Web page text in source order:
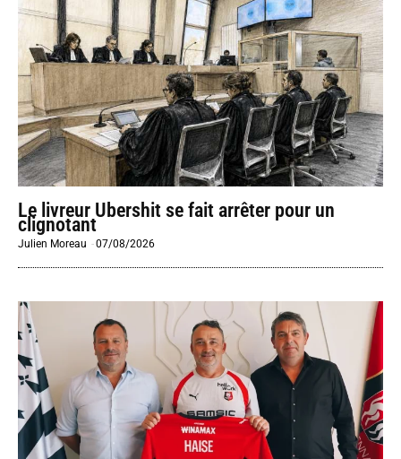
Le livreur Ubershit se fait arrêter pour un
clignotant
Julien Moreau -07/08/2026